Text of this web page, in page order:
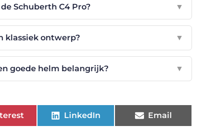
Schuberth C4 Pro? ▼
klassiek ontwerp? ▼
goede helm belangrijk? ▼
LinkedIn Email